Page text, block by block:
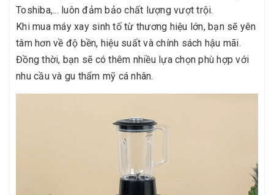
Toshiba,... luôn đảm bảo chất lượng vượt trội.
Khi mua máy xay sinh tố từ thương hiệu lớn, bạn sẽ yên
tâm hơn về độ bền, hiệu suất và chính sách hậu mãi.
Đồng thời, bạn sẽ có thêm nhiều lựa chọn phù hợp với
nhu cầu và gu thẩm mỹ cá nhân.